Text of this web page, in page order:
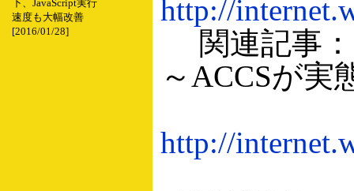
下、JavaScript実行
速度も大幅改善
[2016/01/28]
http://
関連記事：
～ACCSが実
http://